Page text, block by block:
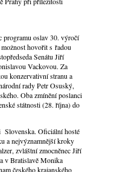
programu oslav 30. výročí
hovořit s řadou
Senátu Jiří
Vackovou. Za
konzervativní stranu a
rady Petr Osuský,
Oba zmínění poslanci
státnosti (28. října) do
Slovenska. Oficiální hosté
a nejvýznamnější kroky
zvláštní zmocněnec Jiří
v Bratislavě Monika
českého krajanského